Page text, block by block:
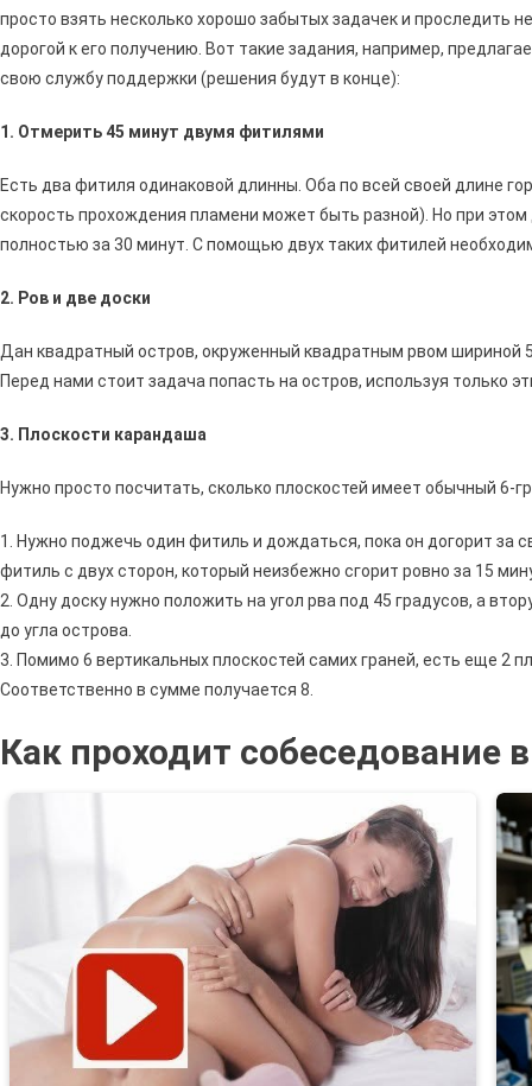
просто взять несколько хорошо забытых задачек и проследить
дорогой к его получению. Вот такие задания, например,
свою службу поддержки (решения будут в конце):
1. Отмерить 45 минут двумя фитилями
Есть два фитиля одинаковой длинны. Оба по всей своей длине
скорость прохождения пламени может быть разной). Но при
полностью за 30 минут. С помощью двух таких фитилей
2. Ров и две доски
Дан квадратный остров, окруженный квадратным рвом шириной
Перед нами стоит задача попасть на остров, используя только
3. Плоскости карандаша
Нужно просто посчитать, сколько плоскостей имеет обычный 6-
1. Нужно поджечь один фитиль и дождаться, пока он догорит за
фитиль с двух сторон, который неизбежно сгорит ровно за 15
2. Одну доску нужно положить на угол рва под 45 градусов, а
до угла острова.
3. Помимо 6 вертикальных плоскостей самих граней, есть еще 2
Соответственно в сумме получается 8.
Как проходит собеседование